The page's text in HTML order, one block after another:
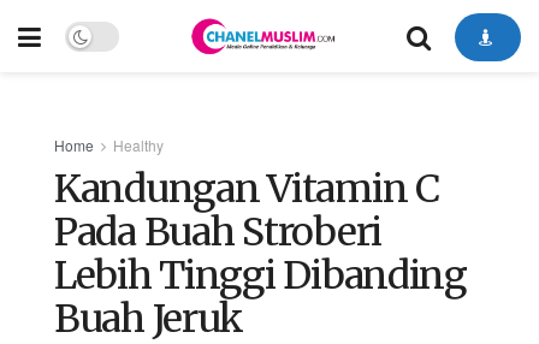
Home Healthy
Kandungan Vitamin C
Pada Buah Stroberi
Lebih Tinggi Dibanding
Buah Jeruk